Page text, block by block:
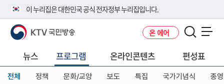
이 누리집은 대한민국 공식 전자정부 누리집입니다.
공식 누리집 주소 확인하기
니다.
이밖에 or.kr 또는 .kr등 다른 도메인 주소를 사용하고 있다면 아래 URL에
서 도메인 주소를 확인해 보세요
KTV 국민방송 온 에어
뉴스 프로그램 온라인콘텐츠 편성표
전체 정책 문화/교양 보도 특집 국가기념식 종영